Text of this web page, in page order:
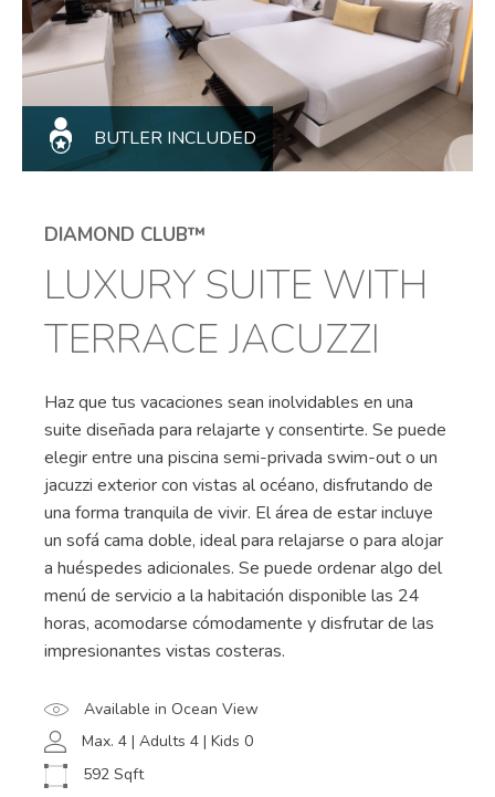
BUTLER INCLUDED
DIAMOND CLUB™
LUXURY SUITE WITH
TERRACE JACUZZI
Haz que tus vacaciones sean inolvidables en una
suite diseñada para relajarte y consentirte. Se puede
elegir entre una piscina semi-privada swim-out o un
jacuzzi exterior con vistas al océano, disfrutando de
una forma tranquila de vivir. El área de estar incluye
un sofá cama doble, ideal para relajarse o para alojar
a huéspedes adicionales. Se puede ordenar algo del
menú de servicio a la habitación disponible las 24
horas, acomodarse cómodamente y disfrutar de las
impresionantes vistas costeras.
Available in Ocean View
Max. 4 | Adults 4 | Kids 0
592 Sqft